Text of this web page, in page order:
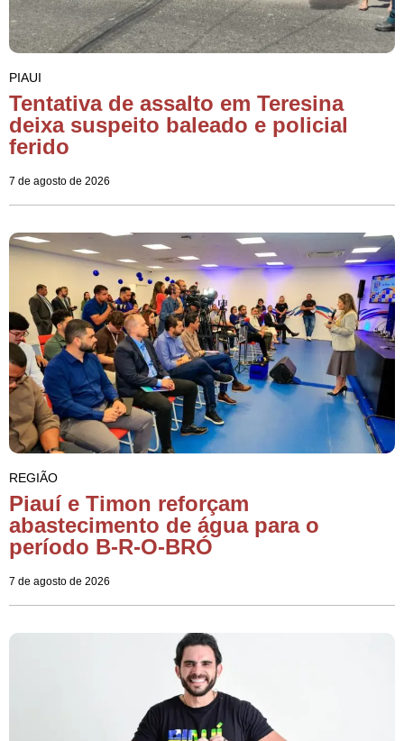
PIAUI
Tentativa de assalto em Teresina
deixa suspeito baleado e policial
ferido
7 de agosto de 2026
REGIÃO
Piauí e Timon reforçam
abastecimento de água para o
período B-R-O-BRÓ
7 de agosto de 2026